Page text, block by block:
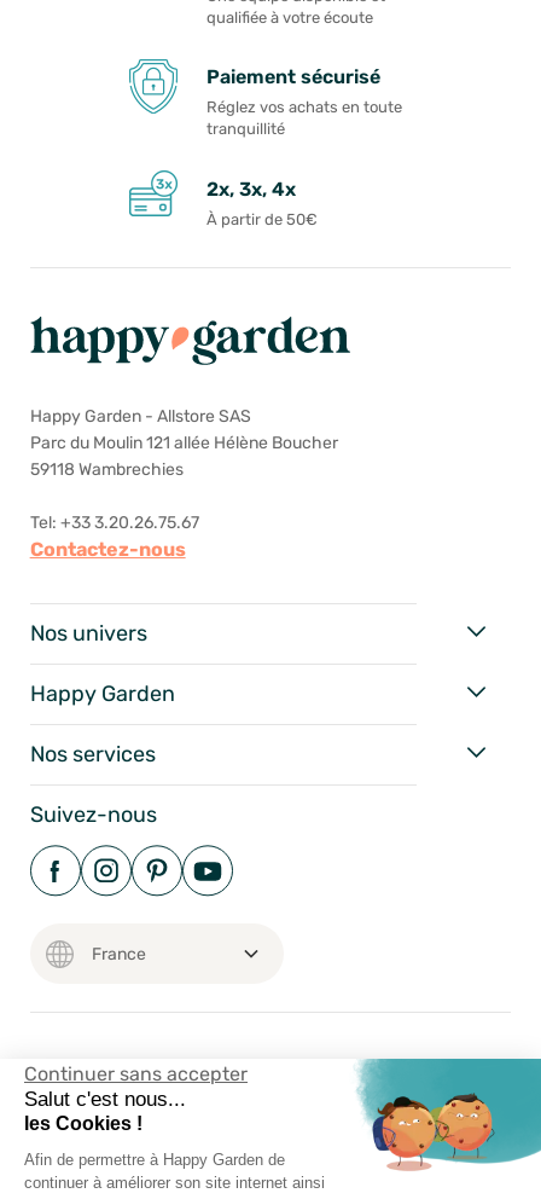
Continuer sans accepter
Salut c'est nous...
les Cookies !
Afin de permettre à Happy Garden de
continuer à améliorer son site internet ainsi
qualifiée à votre écoute
Paiement sécurisé
Réglez vos achats en toute
tranquillité
2x, 3x, 4x
À partir de 50€
Happy Garden - Allstore SAS
Parc du Moulin 121 allée Hélène Boucher
59118 Wambrechies
Tel: +33 3.20.26.75.67
Contactez-nous
Nos univers
Happy Garden
Nos services
Suivez-nous
Mentions Légales
Conditions Générales
Vie Privée
Happy-Garden.fr - Allstore SAS Copyright 2024